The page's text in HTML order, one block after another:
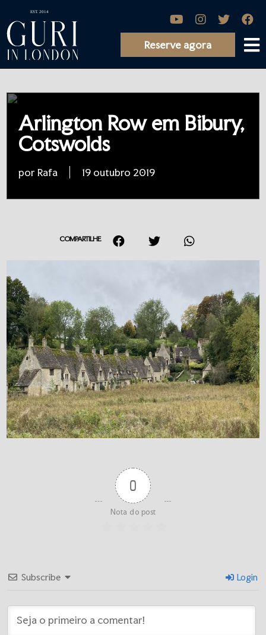
Reserve agora
Arlington Row em Bibury,
Cotswolds
por Rafa 19 outubro 2019
COMPARTILHE
0
Nota do post
Subscribe Login